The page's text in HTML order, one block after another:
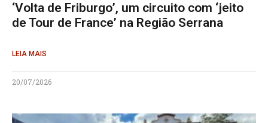
‘Volta de Friburgo’, um circuito com ‘jeito
de Tour de France’ na Região Serrana
LEIA MAIS
20/07/2026